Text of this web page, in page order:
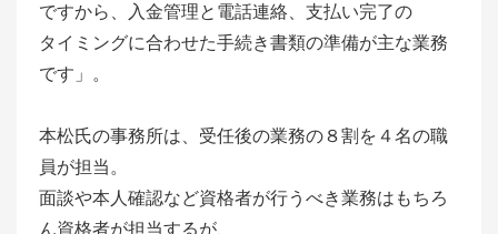
ですから、入金管理と電話連絡、支払い完了の
タイミングに合わせた手続き書類の準備が主な業務
です」。
本松氏の事務所は、受任後の業務の８割を４名の職
員が担当。
面談や本人確認など資格者が行うべき業務はもちろ
ん資格者が担当するが、